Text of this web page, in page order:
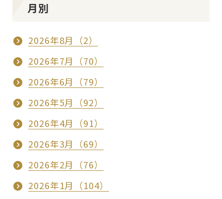
月別
2026年8月（2）
2026年7月（70）
2026年6月（79）
2026年5月（92）
2026年4月（91）
2026年3月（69）
2026年2月（76）
2026年1月（104）